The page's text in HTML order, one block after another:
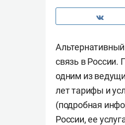
связь в России.
одним из
лет тарифы и
(подробная
России, ее